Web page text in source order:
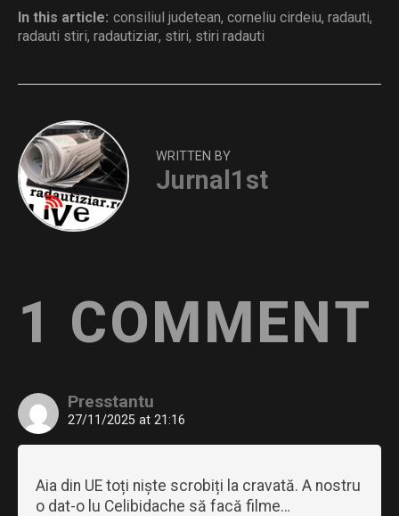
In this article: consiliul judetean, corneliu cirdeiu, radauti,
radauti stiri, radautiziar, stiri, stiri radauti
WRITTEN BY
Jurnal1st
1 COMMENT
Presstantu
27/11/2025 at 21:16
Aia din UE toți niște scrobiți la cravată. A nostru
o dat-o lu Celibidache să facă filme…